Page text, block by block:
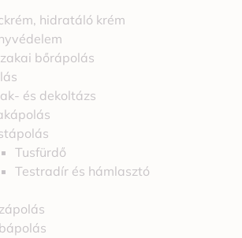
hidratáló krém
bőrápolás
és dekoltázs
Tusfürdő
Testradír és hámlasztó